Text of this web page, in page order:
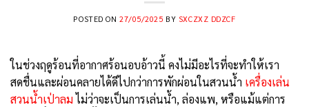
POSTED ON 27/05/2025 BY SXCZXZ DDZCF
ในช่วงฤดูร้อนที่อากาศร้อนอบอ้าวนี้ คงไม่มีอะไรที่จะทำให้เรา
สดชื่นและผ่อนคลายได้ดีไปกว่าการพักผ่อนในสวนน้ำ เครื่องเล่น
สวนน้ำเป่าลมไม่ว่าจะเป็นการเล่นน้ำ, ล่องแพ, หรือแม้แต่การ